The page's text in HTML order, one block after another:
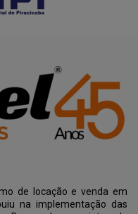
de locação e venda em
na implementação das